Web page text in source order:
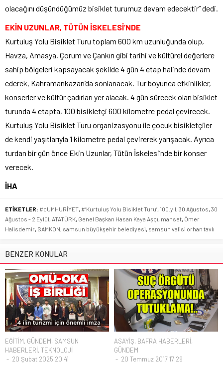
olacağını düşündüğümüz bisiklet turumuz devam edecektir” dedi.
EKİN UZUNLAR, TÜTÜN İSKELESİ’NDE
Kurtuluş Yolu Bisiklet Turu toplam 600 km uzunluğunda olup,
Havza, Amasya, Çorum ve Çankırı gibi tarihi ve kültürel değerlere
sahip bölgeleri kapsayacak şekilde 4 gün 4 etap halinde devam
ederek, Kahramankazan’da sonlanacak. Tur boyunca etkinlikler,
konserler ve kültür çadırları yer alacak. 4 gün sürecek olan bisiklet
turunda 4 etapta, 100 bisikletçi 600 kilometre pedal çevirecek.
Kurtuluş Yolu Bisiklet Turu organizasyonu ile çocuk bisikletçiler
de kendi yaşıtlarıyla 1 kilometre pedal çevirerek yarışacak. Ayrıca
turdan bir gün önce Ekin Uzunlar, Tütün İskelesi’nde bir konser
verecek.
İHA
ETİKETLER: #cUMHURİYET, #‘Kurtuluş Yolu Bisiklet Turu’, 100.yıl, 30 Ağustos, 30
Ağustos - 2 Eylül, ATATÜRK, Genel Başkan Hasan Kaya Aşçı, manset, Ömer
Halisdemir, SAMKON, samsun büyükşehir belediyesi, samsun valisi orhan tavlı
BENZER KONULAR
EĞİTİM, GÜNDEM, SAMSUN
HABERLERİ, TEKNOLOJİ
20 Şubat 2025 20:41
ASAYİŞ, BAFRA HABERLERİ,
GÜNDEM
20 Temmuz 2017 17:29